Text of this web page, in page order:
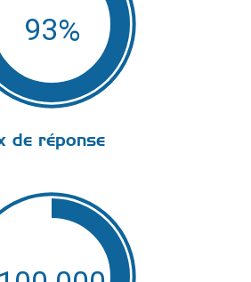
93%
de réponse